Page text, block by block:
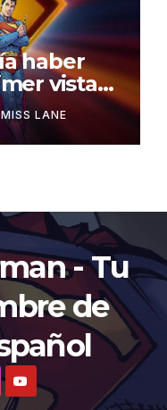
haber
vistazo
MISS LANE
- Tu
de